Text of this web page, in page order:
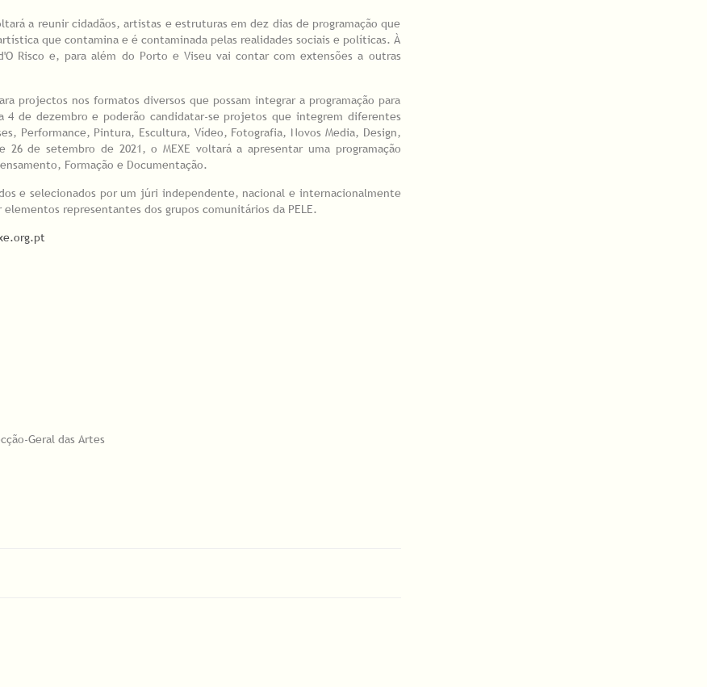
a reunir cidadãos, artistas e estruturas em dez dias de programação que
que contamina e é contaminada pelas realidades sociais e políticas. À
Risco e, para além do Porto e Viseu vai contar com extensões a outras
projectos nos formatos diversos que possam integrar a programação para
4 de dezembro e poderão candidatar-se projetos que integrem diferentes
Performance, Pintura, Escultura, Vídeo, Fotografia, Novos Media, Design,
de setembro de 2021, o MEXE voltará a apresentar uma programação
Formação e Documentação.
e selecionados por um júri independente, nacional e internacionalmente
representantes dos grupos comunitários da PELE.
Geral das Artes